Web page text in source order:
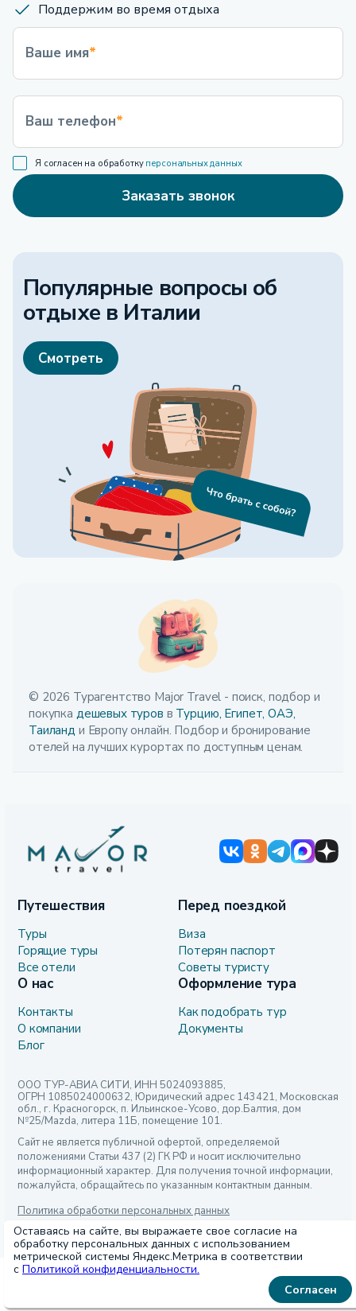
Поддержим во время отдыха
Ваше имя*
Ваш телефон*
Я согласен на обработку персональных данных
Заказать звонок
Популярные вопросы об
отдыхе в Италии
Смотреть
© 2026 Турагентство Major Travel - поиск, подбор и
покупка дешевых туров в Турцию, Египет, ОАЭ,
Таиланд и Европу онлайн. Подбор и бронирование
отелей на лучших курортах по доступным ценам.
Путешествия
Туры
Горящие туры
Все отели
Перед поездкой
Виза
Потерян паспорт
Советы туристу
Оформление тура
Как подобрать тур
Документы
О нас
Контакты
О компании
Блог
ООО ТУР-АВИА СИТИ, ИНН 5024093885,
ОГРН 1085024000632, Юридический адрес 143421, Московская
обл., г. Красногорск, п. Ильинское-Усово, дор.Балтия, дом
№25/Mazda, литера 11Б, помещение 101.
Сайт не является публичной офертой, определяемой
положениями Статьи 437 (2) ГК РФ и носит исключительно
информационный характер. Для получения точной информации,
пожалуйста, обращайтесь по указанным контактным данным.
Политика обработки персональных данных
© Major Travel 2026. Все права защищены
Оставаясь на сайте, вы выражаете свое согласие на
обработку персональных данных с использованием
метрической системы Яндекс.Метрика в соответствии
с Политикой конфиденциальности.
Согласен